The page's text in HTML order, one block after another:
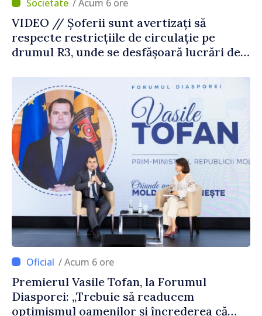
/ Acum 6 ore
VIDEO // Șoferii sunt avertizați să
respecte restricțiile de circulație pe
drumul R3, unde se desfășoară lucrări de
/ Acum 6 ore
Premierul Vasile Tofan, la Forumul
Diasporei: „Trebuie să readucem
optimismul oamenilor și încrederea că